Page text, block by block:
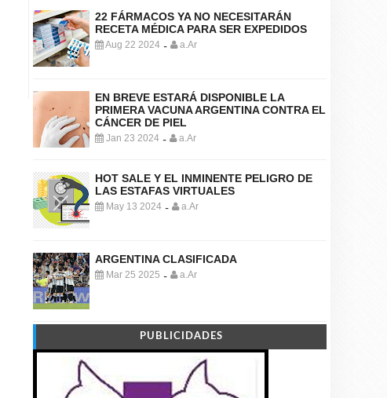
22 FÁRMACOS YA NO NECESITARÁN
RECETA MÉDICA PARA SER EXPEDIDOS
Aug 22 2024 - a.Ar
EN BREVE ESTARÁ DISPONIBLE LA
PRIMERA VACUNA ARGENTINA CONTRA EL
CÁNCER DE PIEL
Jan 23 2024 - a.Ar
HOT SALE Y EL INMINENTE PELIGRO DE
LAS ESTAFAS VIRTUALES
May 13 2024 - a.Ar
ARGENTINA CLASIFICADA
Mar 25 2025 - a.Ar
PUBLICIDADES